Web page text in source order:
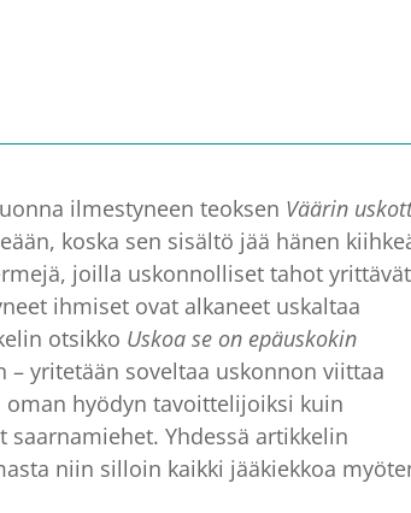
ilmestyneen teoksen Väärin
koska sen sisältö jää hänen
joilla uskonnolliset tahot yrittävät
ihmiset ovat alkaneet uskaltaa
otsikko Uskoa se on epäuskokin
yritetään soveltaa uskonnon viittaa
hyödyn tavoittelijoiksi kuin
Yhdessä artikkelin
niin silloin kaikki jääkiekkoa